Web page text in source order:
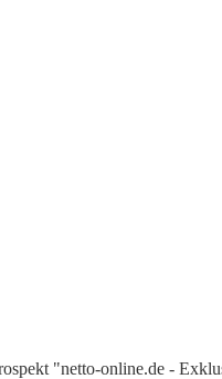
"netto-online.de -